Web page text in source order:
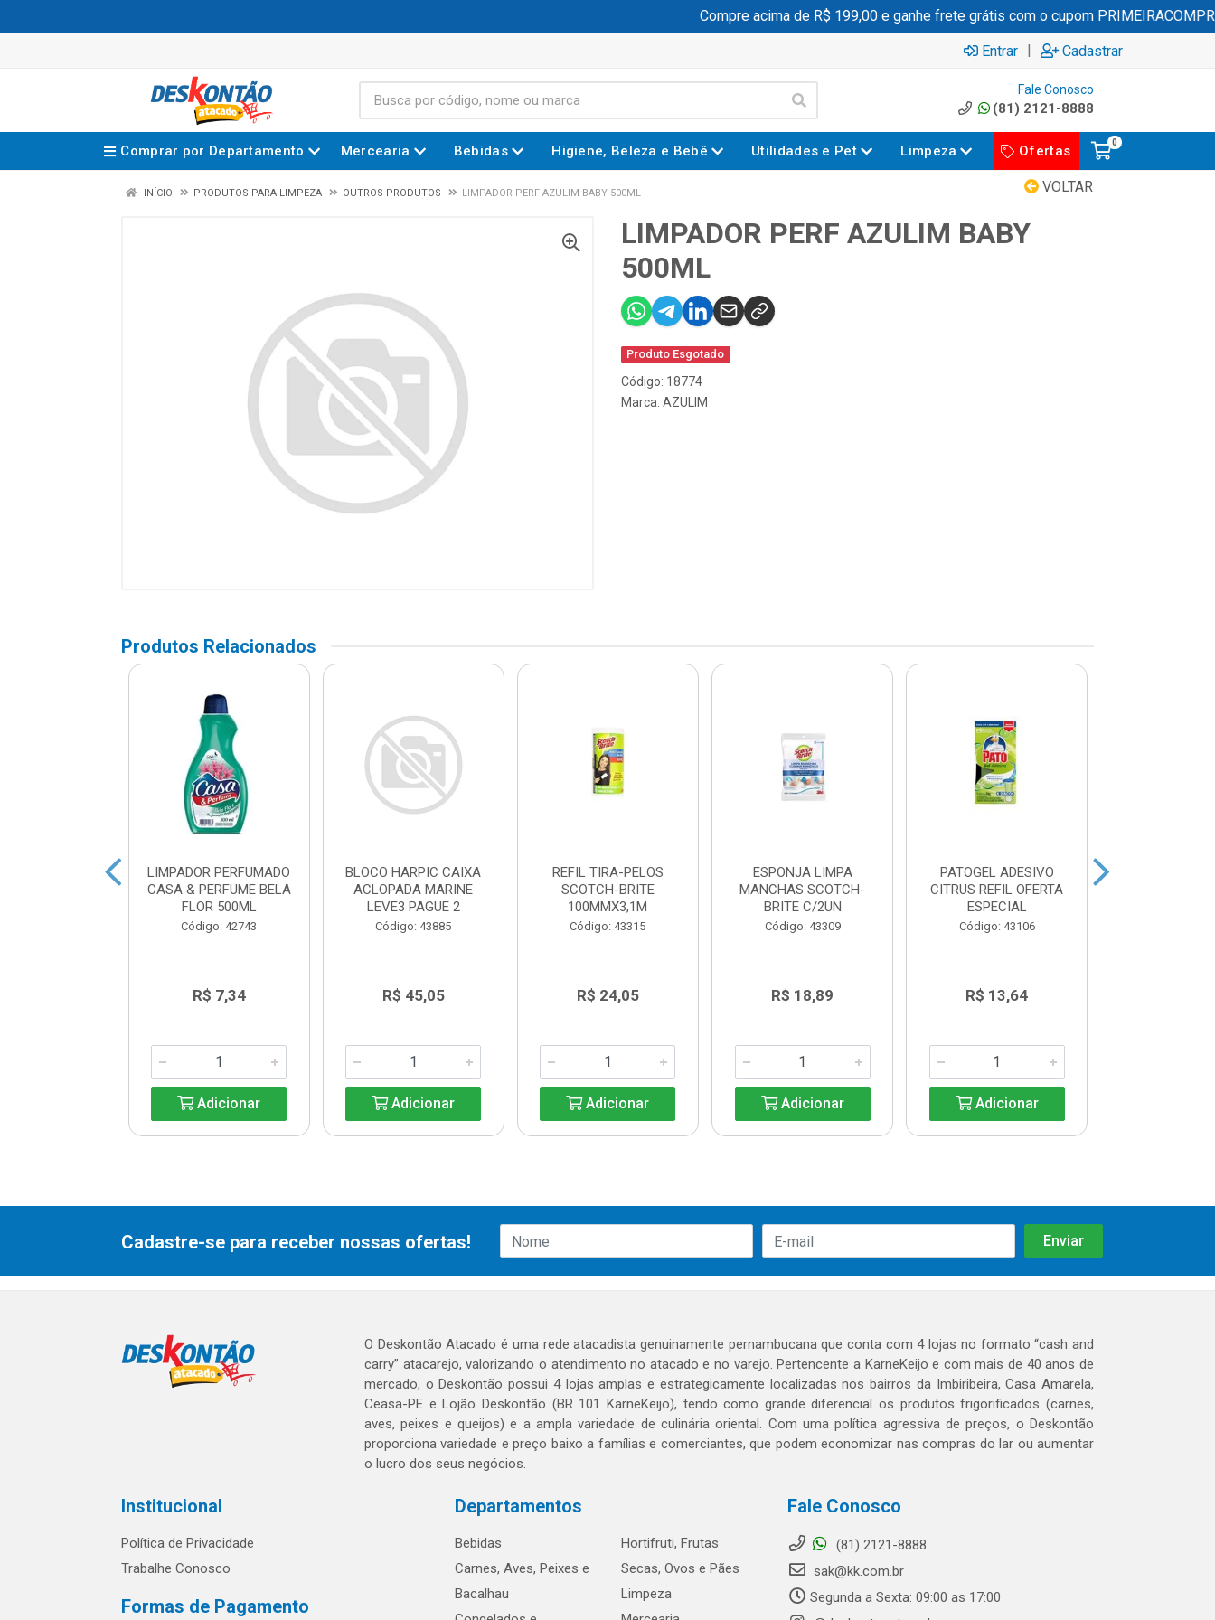
Compre acima de R$ 199,00 e ganhe frete grátis com o cupom PRIMEIRACOMPRA
Entrar | Cadastrar
Fale Conosco
(81) 2121-8888
Comprar por Departamento Mercearia Bebidas Higiene, Beleza e Bebê Utilidades e Pet Limpeza Ofertas
0
VOLTAR
INÍCIO PRODUTOS PARA LIMPEZA OUTROS PRODUTOS LIMPADOR PERF AZULIM BABY 500ML
LIMPADOR PERF AZULIM BABY
500ML
Produto Esgotado
Código: 18774
Marca: AZULIM
Produtos Relacionados
LIMPADOR PERFUMADO
CASA & PERFUME BELA
FLOR 500ML
Código: 42743
R$ 7,34
Adicionar
BLOCO HARPIC CAIXA
ACLOPADA MARINE
LEVE3 PAGUE 2
Código: 43885
R$ 45,05
Adicionar
REFIL TIRA-PELOS
SCOTCH-BRITE
100MMX3,1M
Código: 43315
R$ 24,05
Adicionar
ESPONJA LIMPA
MANCHAS SCOTCH-
BRITE C/2UN
Código: 43309
R$ 18,89
Adicionar
PATOGEL ADESIVO
CITRUS REFIL OFERTA
ESPECIAL
Código: 43106
R$ 13,64
Adicionar
Cadastre-se para receber nossas ofertas!
O Deskontão Atacado é uma rede atacadista genuinamente pernambucana que conta com 4 lojas no formato “cash and
carry” atacarejo, valorizando o atendimento no atacado e no varejo. Pertencente a KarneKeijo e com mais de 40 anos de
mercado, o Deskontão possui 4 lojas amplas e estrategicamente localizadas nos bairros da Imbiribeira, Casa Amarela,
Ceasa-PE e Lojão Deskontão (BR 101 KarneKeijo), tendo como grande diferencial os produtos frigorificados (carnes,
aves, peixes e queijos) e a ampla variedade de culinária oriental. Com uma política agressiva de preços, o Deskontão
proporciona variedade e preço baixo a famílias e comerciantes, que podem economizar nas compras do lar ou aumentar
o lucro dos seus negócios.
Institucional
Política de Privacidade
Trabalhe Conosco
Formas de Pagamento
Departamentos
Bebidas
Carnes, Aves, Peixes e
Bacalhau
Hortifruti, Frutas
Secas, Ovos e Pães
Limpeza
Fale Conosco
(81) 2121-8888
sak@kk.com.br
Segunda a Sexta: 09:00 as 17:00